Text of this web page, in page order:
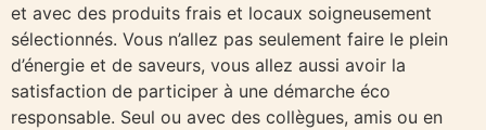
et avec des produits frais et locaux soigneusement
sélectionnés. Vous n’allez pas seulement faire le plein
d’énergie et de saveurs, vous allez aussi avoir la
satisfaction de participer à une démarche éco
responsable. Seul ou avec des collègues, amis ou en